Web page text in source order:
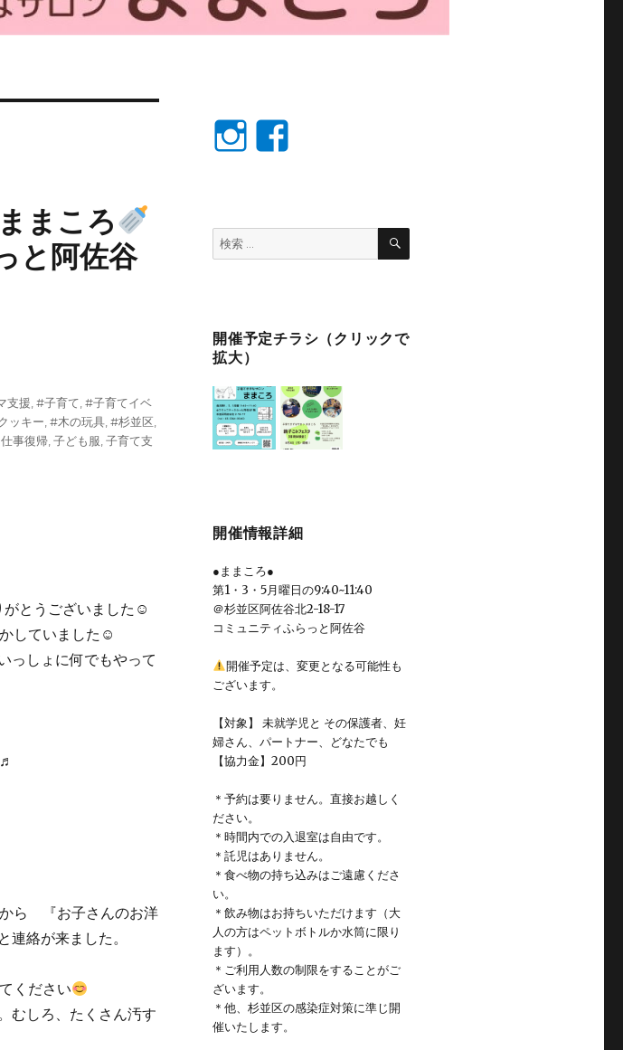
まころ
と阿佐谷
支援 #子育て #子育てイベ
ッキー #木の玩具, #杉並区
仕事復帰, 子ども服 子育て支
とうございました☺
していました☺
っしょに何でもやって
♬
ら 『お子さんのお洋
絡が来ました。
ください
むしろ、たくさん汚す
Instagram
検
索:
検
開催予定チラシ（クリックで
拡大）
開催情報詳細
●ままころ●
第1・3・5月曜日の9:40~11:40
＠杉並区阿佐谷北2-18-17
コミュニティふらっと阿佐谷
開催予定は、変更となる可能性も
ございます。
【対象】 未就学児と その保護者、妊
婦さん、パートナー、どなたでも
【協力金】200円
＊予約は要りません。直接お越しく
ださい。
＊時間内での入退室は自由です。
＊託児はありません。
＊食べ物の持ち込みはご遠慮くださ
い。
＊飲み物はお持ちいただけます（大
人の方はペットボトルか水筒に限り
ます）。
＊ご利用人数の制限をすることがご
ざいます。
＊他、杉並区の感染症対策に準じ開
催いたします。